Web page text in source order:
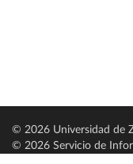
© 2026 Universidad de
© 2026 Servicio de